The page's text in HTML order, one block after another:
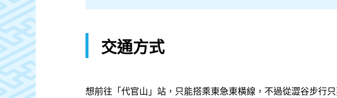
交通方式
想前往「代官山」站，只能搭乘東急東橫線，不過從澀谷步行